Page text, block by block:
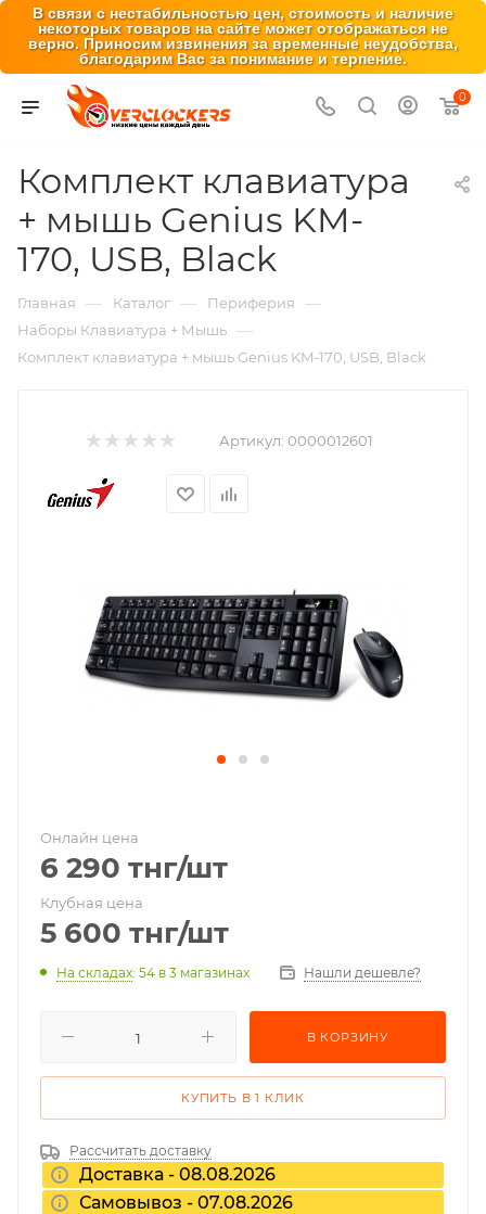
В связи с нестабильностью цен, стоимость и наличие
некоторых товаров на сайте может отображаться не
верно. Приносим извинения за временные неудобства,
благодарим Вас за понимание и терпение.
0
Комплект клавиатура
+ мышь Genius KM-
170, USB, Black
Главная — Каталог — Периферия —
Наборы Клавиатура + Мышь —
Комплект клавиатура + мышь Genius KM-170, USB, Black
Артикул: 0000012601
Онлайн цена
6 290 тнг/шт
Клубная цена
5 600 тнг/шт
На складах: 54 в 3 магазинах Нашли дешевле?
В КОРЗИНУ
КУПИТЬ В 1 КЛИК
Рассчитать доставку
Доставка - 08.08.2026
Самовывоз - 07.08.2026